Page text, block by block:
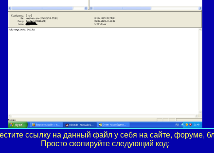
ссылку на данный файл у себя на сайте, форуме,
Просто скопируйте следующий код: